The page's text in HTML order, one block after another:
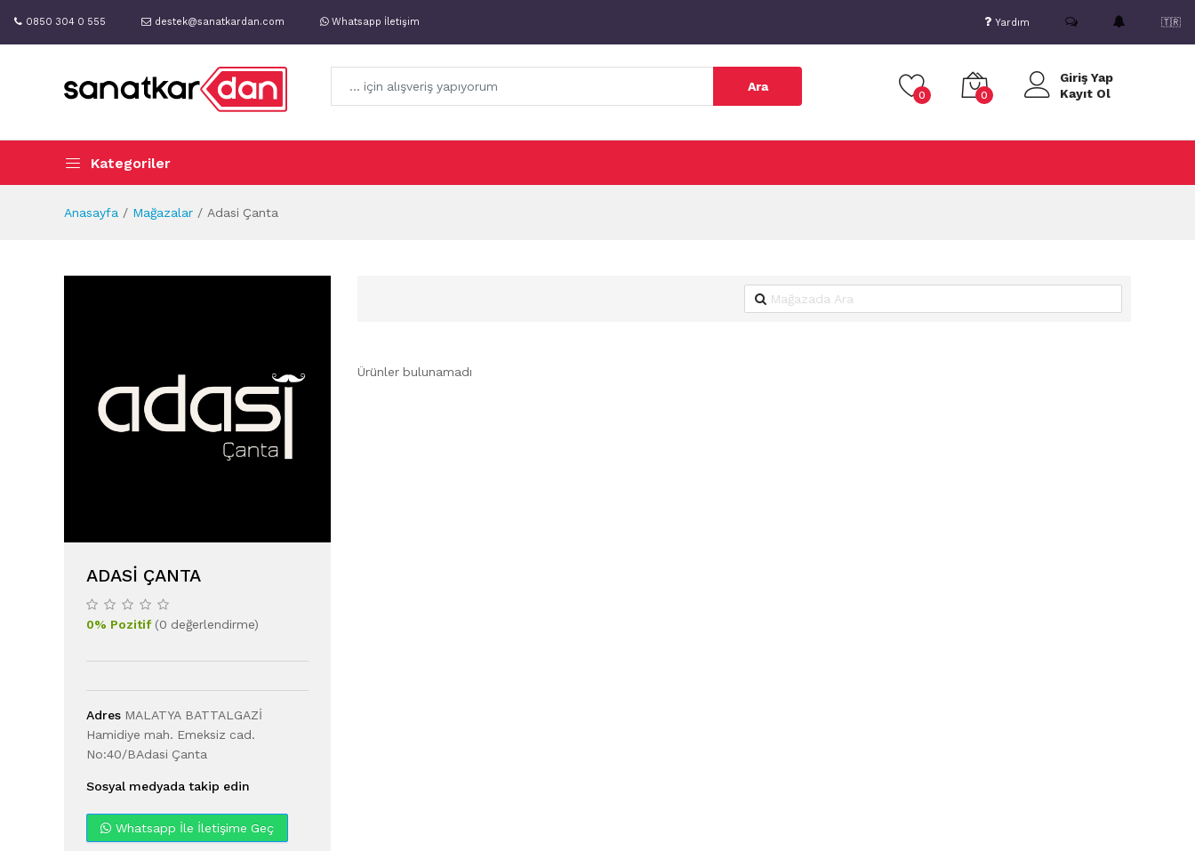
0850 304 0 555 destek@sanatkardan.com Whatsapp İletişim Yardım 🇹🇷
Ara
0 0
Giriş Yap
Kayıt Ol
Kategoriler
Anasayfa Mağazalar Adasi Çanta
ADASI ÇANTA
0% Pozitif(0 değerlendirme)
Adres MALATYA BATTALGAZİ
Hamidiye mah. Emeksiz cad.
No:40/BAdasi Çanta
Sosyal medyada takip edin
Whatsapp İle İletişime Geç
Ürünler bulunamadı